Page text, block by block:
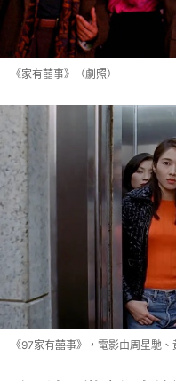
《家有囍事》（劇照）
《97家有囍事》，電影由周星馳